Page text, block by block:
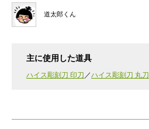
道太郎くん
主に使用した道具
ハイス彫刻刀 印刀 ハイス彫刻刀 丸刀